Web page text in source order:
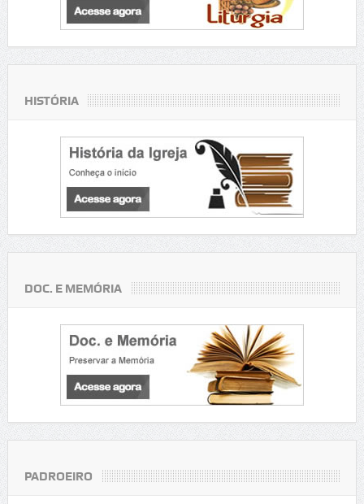
HISTÓRIA
DOC. E MEMÓRIA
PADROEIRO